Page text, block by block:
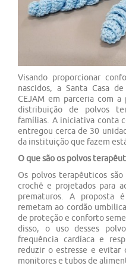
Visando proporcionar
nascidos, a Santa Casa
CEJAM em parceria com
distribuição de polvos
famílias. A iniciativa conta
entregou cerca de 30
da instituição que fazem
O que são os polvos
Os polvos terapêuticos
crochê e projetados para
prematuros. A proposta
remetam ao cordão
de proteção e conforto
disso, o uso desses
frequência cardíaca e
reduzir o estresse e evitar
monitores e tubos de